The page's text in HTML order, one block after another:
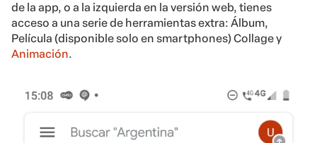
de la app, o a la izquierda en la versión web, tienes
acceso a una serie de herramientas extra: Álbum,
Película (disponible solo en smartphones) Collage y
Animación.